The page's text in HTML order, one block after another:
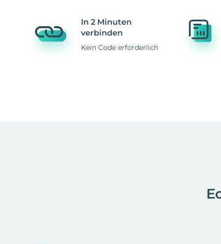
In 2 Minuten
verbinden
Kein Code erforderlich